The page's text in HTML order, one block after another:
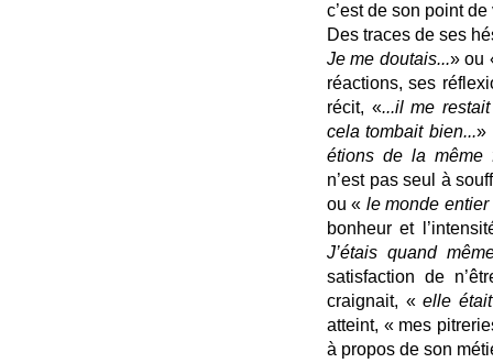
c’est de son point
Des traces de ses
Je me doutais...» ou
réactions, ses
récit, «...il me
cela tombait bien...»
étions de la même
n’est pas seul à
ou « le monde
bonheur et
J’étais quand
satisfaction de
craignait, «elle
atteint, « mes
à propos de son